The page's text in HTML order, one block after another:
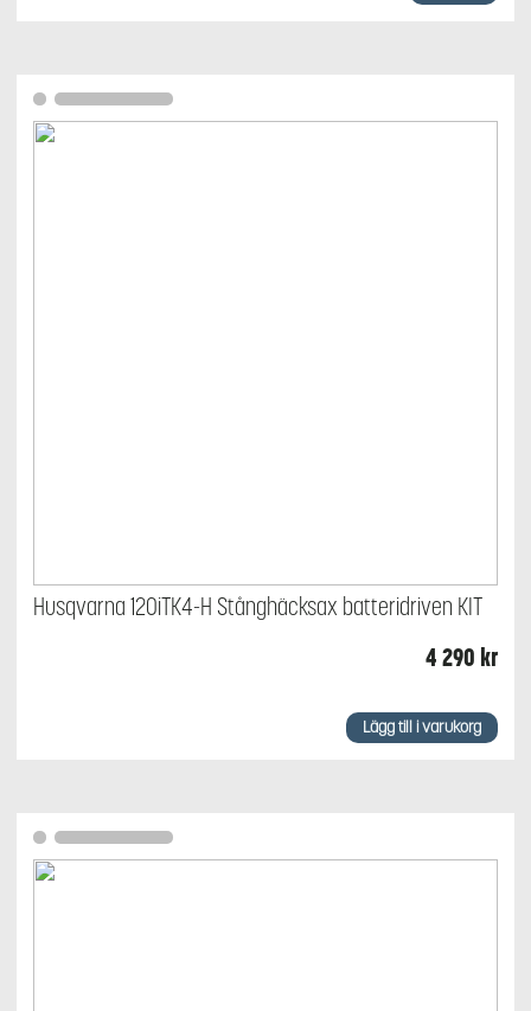
Husqvarna 120iTK4-H Stånghäcksax batteridriven KIT
4 290 kr
Lägg till i varukorg